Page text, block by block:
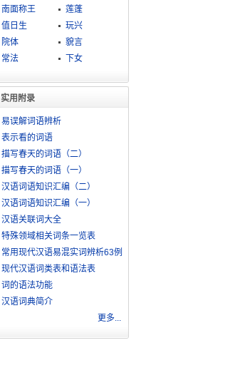
南面称王
莲蓬
值日生
玩兴
院体
貌言
常法
下女
实用附录
易误解词语辨析
表示看的词语
描写春天的词语（二）
描写春天的词语（一）
汉语词语知识汇编（二）
汉语词语知识汇编（一）
汉语关联词大全
特殊领域相关词条一览表
常用现代汉语易混实词辨析63例
现代汉语词类表和语法表
词的语法功能
汉语词典简介
更多...